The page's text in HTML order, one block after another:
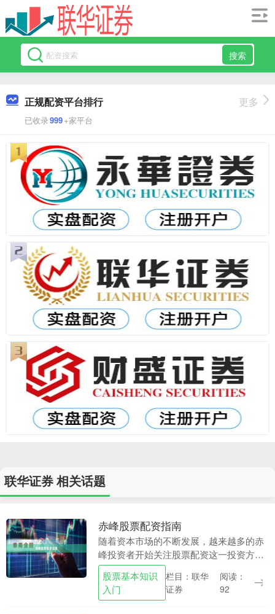
搜索
正规配资平台排行
已收录999+家平台
更多
联华证券 相关话题
赤峰股票配资指南
随着资本市场的不断发展，越来越多的赤
峰投资者开始关注股票配资这一投资方
式。股票配资作为一种杠杆投资工具股票
基本知识入门，能够帮助投资者放大资金
规模，从而在行情向....
股票基本知识
入门
栏目：联华
证券
阅读：
92